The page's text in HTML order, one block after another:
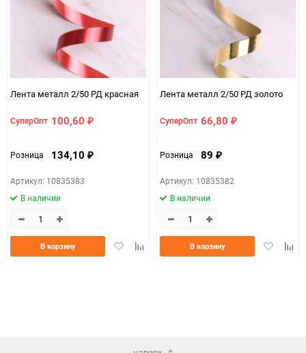
2см* 50м (простая)
07c4e68a_b330_11f0_8cc3_b03af2b6059f
a073c9e8-d754-11f0-
8cc6-b03af2b6059f
Лента металл 2/50 РД красная
СуперОпт 100,60 ₽
Розница 134,10 ₽
Артикул: 10835383
В наличии
ДобавитьДобавить
В корзину
Лента металл 2/50 РД золото
СуперОпт 66,80 ₽
Розница 89 ₽
Артикул: 10835382
В наличии
Добавить
В корзину